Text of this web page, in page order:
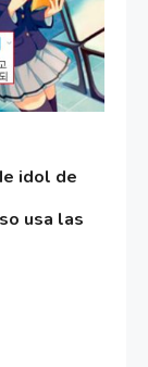
idol de
usa las